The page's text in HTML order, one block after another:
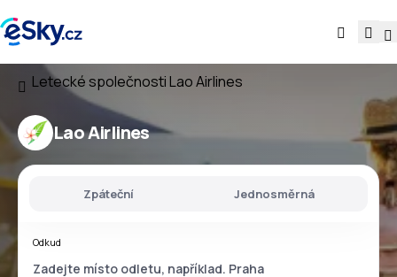
Letecké společnostiLao Airlines
Lao Airlines
Zpáteční Jednosměrná
Odkud